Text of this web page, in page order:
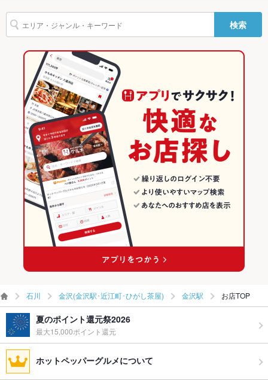
その他設備 －
その他
飲み放題 あり
食べ放題 なし
焼酎充実、日本酒充実
お子様連れ お子様連れOK
ウェディン
グパーティ
ー二次会
2次会利用可能
－
金沢駅 × 居酒屋
金沢駅 × 洋・和洋・各国料理・その他
飲茶・点心・餃子
金沢(金沢駅･近江町･ひがし茶屋) × 中華
金沢(金沢駅･近江町･ひがし茶屋) × 飲茶・点心・餃子
金沢駅 × 中華
金沢駅 × 飲茶・点心・餃子
金沢駅 × 中華
金沢駅 × 飲茶・点心・餃子
石川 × 居酒屋
石川 × 洋・和洋・各国料理・その他
石川 × 中華
石川 × 飲茶・点心・餃子
麻婆豆腐 エビチリ パクチー
石川のグルメランキング
石川の居酒屋ランキング
金沢(金沢駅･近江町･ひがし茶屋)のグルメランキング
金沢(金沢駅･近江町･ひがし茶屋)の居酒屋ランキング
金沢駅のグルメランキング
金沢駅の居酒屋ランキング
検索
石川 金沢(金沢駅･近江町･ひがし茶屋) 金沢駅 お店TOP
夏のポイント還元祭2026
最大15,000ポイント還元
ホットペッパーグルメについて